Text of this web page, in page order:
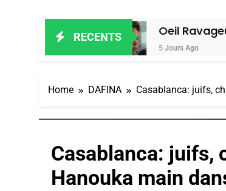
RECENTSOeil Ravageur –
5 Jours Ago
Home DAFINA Casablanca: juifs,
Casablanca: juifs,
Hanouka main